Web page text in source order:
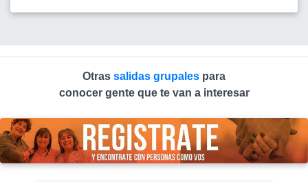
Otras salidas grupales para
conocer gente que te van a interesar